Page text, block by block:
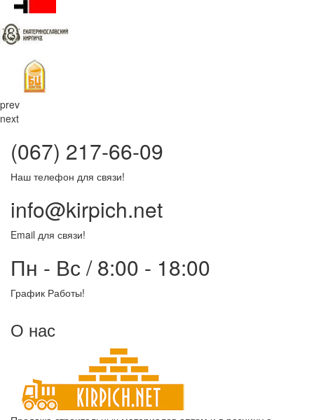
prev
next
(067) 217-66-09
Наш телефон для связи!
info@kirpich.net
Email для связи!
Пн - Вс / 8:00 - 18:00
График Работы!
О нас